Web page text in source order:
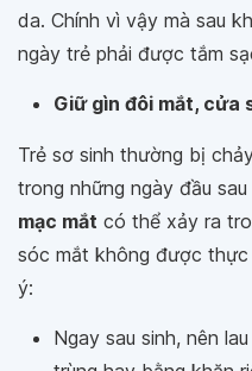
da. Chính vì vậy mà sau
ngày trẻ phải được tắm
Giữ gìn đôi mắt, cửa
Trẻ sơ sinh thường bị
trong những ngày đầu
mạc mắt có thể xảy ra
sóc mắt không được thực
ý:
Ngay sau sinh, nên